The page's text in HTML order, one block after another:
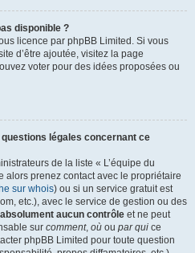
disponible ?
licence par phpBB Limited. Si vous
d’être ajoutée, visitez la page
voter pour des idées proposées ou
légales concernant ce
de la liste « L’équipe du
alors prenez contact avec le propriétaire
sur whois) ou si un service gratuit est
etc.), avec le service de gestion ou des
absolument aucun contrôle et ne peut
sur comment, où ou par qui ce
phpBB Limited pour toute question